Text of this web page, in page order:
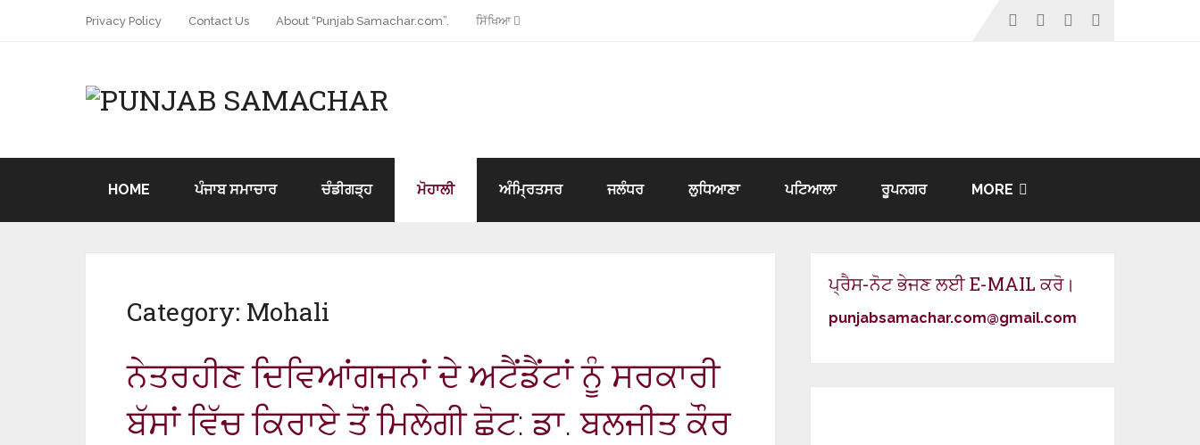
Privacy Policy Contact Us About “Punjab Samachar.com”. ਸਿੱਖਿਆ
HOME ਪੰਜਾਬ ਸਮਾਚਾਰ ਚੰਡੀਗੜ੍ਹ ਮੋਹਾਲੀ ਅੰਮ੍ਰਿਤਸਰ ਜਲੰਧਰ ਲੁਧਿਆਣਾ ਪਟਿਆਲਾ ਰੂਪਨਗਰ MORE
Category: Mohali
ਨੇਤਰਹੀਣ ਦਿਵਿਆਂਗਜਨਾਂ ਦੇ ਅਟੈਂਡੈਂਟਾਂ ਨੂੰ ਸਰਕਾਰੀ
ਬੱਸਾਂ ਵਿੱਚ ਕਿਰਾਏ ਤੋਂ ਮਿਲੇਗੀ ਛੋਟ: ਡਾ. ਬਲਜੀਤ ਕੌਰ
ਪ੍ਰੈਸ-ਨੋਟ ਭੇਜਣ ਲਈ E-MAIL ਕਰੋ।
punjabsamachar.com@gmail.com